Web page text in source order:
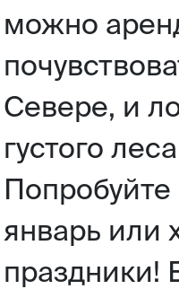
можно
Севере, и
густого
Попробуйте
январь или
праздники!